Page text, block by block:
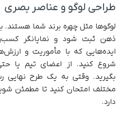
طراحی لوگو و عناصر بصری
لوگوها مثل چهره برند شما هستند.
ذهن ثبت شود و نمایانگر
ایده‌هایی که با مأموریت و
شروع کنید. از اعضای تیم یا
بگیرید. وقتی به یک طرح نهایی
مختلف امتحان کنید تا مطمئن
دارد.